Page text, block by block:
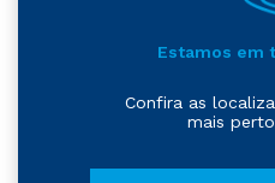
Estamos em
Confira as
mais